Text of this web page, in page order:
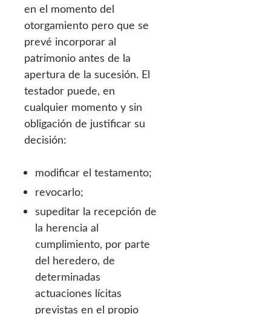
en el momento del
otorgamiento pero que se
prevé incorporar al
patrimonio antes de la
apertura de la sucesión. El
testador puede, en
cualquier momento y sin
obligación de justificar su
decisión:
modificar el testamento;
revocarlo;
supeditar la recepción de
la herencia al
cumplimiento, por parte
del heredero, de
determinadas
actuaciones lícitas
previstas en el propio